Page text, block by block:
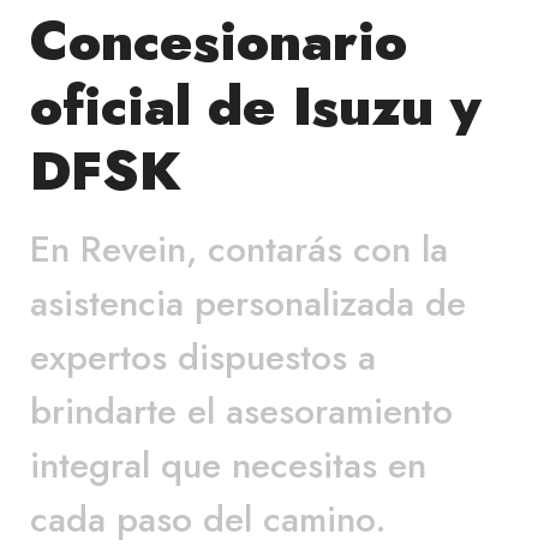
Concesionario
oficial de Isuzu y
DFSK
En Revein, contarás con la
asistencia personalizada de
expertos dispuestos a
brindarte el asesoramiento
integral que necesitas en
cada paso del camino.